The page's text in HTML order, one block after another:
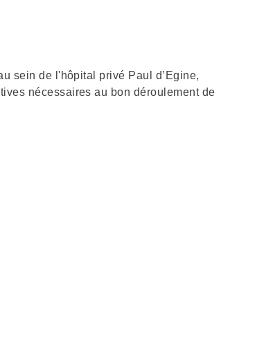
sein de l'hôpital privé Paul d’Egine,
nécessaires au bon déroulement de